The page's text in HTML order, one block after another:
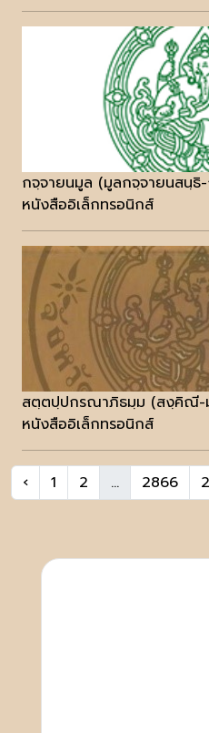
กจฺจายนมูล (มูลกจฺจายนสนฺธิ
หนังสืออิเล็กทรอนิกส์
สตฺตปฺปกรณาภิธมฺม (สงฺคิณี-
หนังสืออิเล็กทรอนิกส์
‹ 1 2 ... 2866